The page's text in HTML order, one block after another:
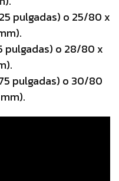
pulgadas) o 25/80 x
pulgadas) o 28/80 x
pulgadas) o 30/80